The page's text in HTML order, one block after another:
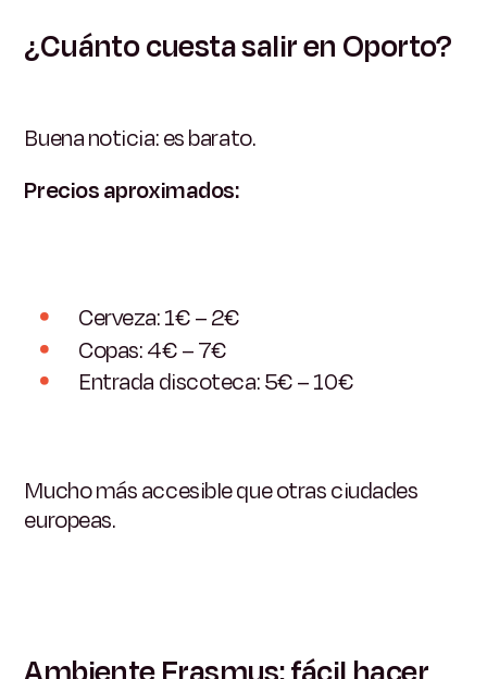
¿Cuánto cuesta salir en Oporto?
Buena noticia: es barato.
Precios aproximados:
Cerveza: 1€ – 2€
Copas: 4€ – 7€
Entrada discoteca: 5€ – 10€
Mucho más accesible que otras ciudades
europeas.